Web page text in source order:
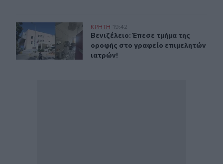
Βενιζέλειο: Έπεσε τμήμα της οροφής στο γραφείο
ΚΡΗΤΗ 19:42
Βενιζέλειο: Έπεσε τμήμα της
Βενιζέλειο: Έπεσε τμήμα της
οροφής στο γραφείο επιμελητών
ιατρών!